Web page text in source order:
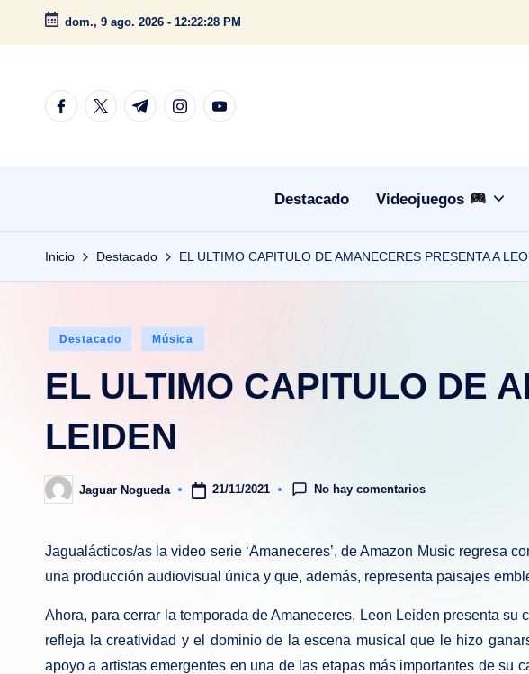
Saltar
contenido
dom., 9 ago. 2026 - 12:22:28 PM
facebook.com
twitter.com
t.me instagram.com
youtube.com
Destacado Videojuegos
Inicio Destacado EL ULTIMO CAPITULO DE AMANECERES PRESENTA A
Publicado
Destacado Música
EL ULTIMO CAPITULO DE
LEIDEN
Publicado
por
Jaguar Nogueda 21/11/2021 No hay comentarios
Jagualácticos/as la video serie ‘Amaneceres’, de Amazon Music regresa
una producción audiovisual única y que, además, representa paisajes
Ahora, para cerrar la temporada de Amaneceres, Leon Leiden presenta
refleja la creatividad y el dominio de la escena musical que le hizo
apoyo a artistas emergentes en una de las etapas más importantes de su